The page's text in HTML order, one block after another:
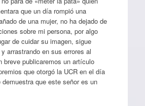
que un día rompió una
de una mujer, no ha dejado de
sobre mi persona, por algo
de cuidar su imagen, sigue
arrastrando en sus errores al
breve publicaremos un artículo
que otorgó la UCR en el día
demuestra que este señor es un